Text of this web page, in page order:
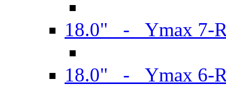
18.0" - Ymax 7-
18.0" - Ymax 6-